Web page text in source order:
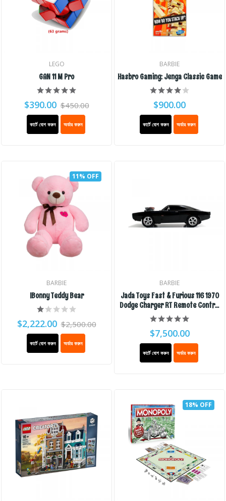
LEGO
GAN 11 M Pro
$390.00 $450.00
কার্টে যোগ করুন অর্ডার করুন
BARBIE
Hasbro Gaming: Jenga Classic Game
$900.00
কার্টে যোগ করুন অর্ডার করুন
11% OFF
BARBIE
IBonny Teddy Bear
$2,222.00 $2,500.00
কার্টে যোগ করুন অর্ডার করুন
BARBIE
Jada Toys Fast & Furious 116 1970
Dodge Charger RT Remote Control
Car 2.4 GHz Black, Toys For Kids
And Adults
$7,500.00
কার্টে যোগ করুন অর্ডার করুন
18% OFF